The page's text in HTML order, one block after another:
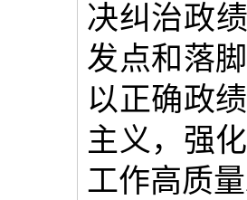
决纠治政
发点和落
以正确政
主义，强
工作高质